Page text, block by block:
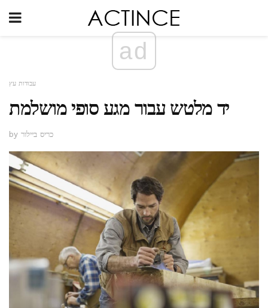
ad
עבודות עץ
יד מלטש עבור מגע סופי מושלמת
by כריס ביילור